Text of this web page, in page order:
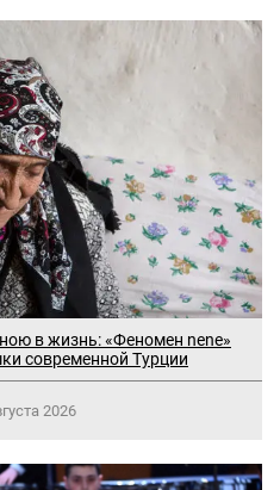
в жизнь: «Феномен nene»
современной Турции
2026